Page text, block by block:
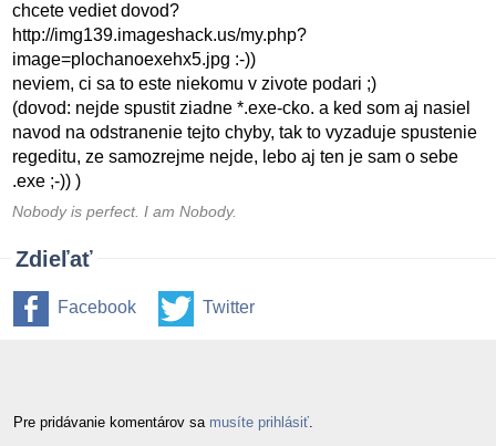
chcete vediet dovod?
http://img139.imageshack.us/my.php?
image=plochanoexehx5.jpg :-))
neviem, ci sa to este niekomu v zivote podari ;)
(dovod: nejde spustit ziadne *.exe-cko. a ked som aj nasiel
navod na odstranenie tejto chyby, tak to vyzaduje spustenie
regeditu, ze samozrejme nejde, lebo aj ten je sam o sebe
.exe ;-)) )
Nobody is perfect. I am Nobody.
Zdieľať
Facebook Twitter
Pre pridávanie komentárov sa musíte prihlásiť